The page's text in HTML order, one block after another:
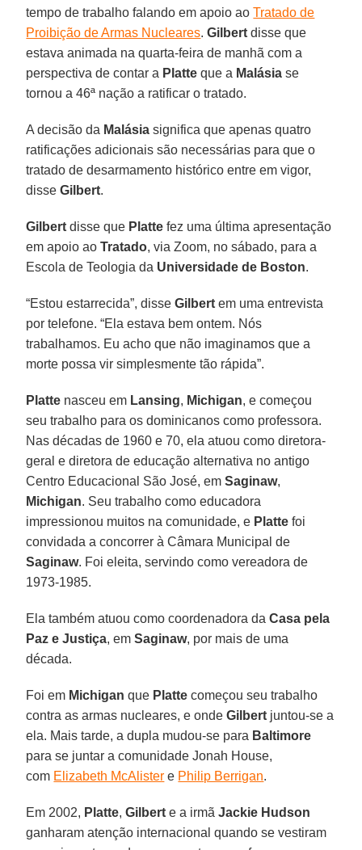
tempo de trabalho falando em apoio aoTratado de
Proibição de Armas Nucleares.Gilbert disse que
estava animada na quarta-feira de manhã com a
perspectiva de contar a Platte que a Malásia se
tornou a 46ª nação a ratificar o tratado.
A decisão da Malásia significa que apenas quatro
ratificações adicionais são necessárias para que o
tratado de desarmamento histórico entre em vigor,
disseGilbert.
Gilbert disse que Platte fez uma última apresentação
em apoio aoTratado, via Zoom, no sábado, para a
Escola de Teologia da Universidade de Boston.
“Estou estarrecida”, disseGilbert em uma entrevista
por telefone. “Ela estava bem ontem. Nós
trabalhamos. Eu acho que não imaginamos que a
morte possa vir simplesmente tão rápida”.
Platte nasceu em Lansing, Michigan, e começou
seu trabalho para os dominicanos como professora.
Nas décadas de 1960 e 70, ela atuou como diretora-
geral e diretora de educação alternativa no antigo
Centro Educacional São José, emSaginaw,
Michigan. Seu trabalho como educadora
impressionou muitos na comunidade, e Platte foi
convidada a concorrer à Câmara Municipal de
Saginaw. Foi eleita, servindo como vereadora de
1973-1985.
Ela também atuou como coordenadora daCasa pela
Paz e Justiça, emSaginaw, por mais de uma
década.
Foi em Michigan que Platte começou seu trabalho
contra as armas nucleares, e ondeGilbert juntou-se a
ela. Mais tarde, a dupla mudou-se para Baltimore
para se juntar a comunidade Jonah House,
com Elizabeth McAlister e Philip Berrigan.
Em 2002, Platte,Gilbert e a irmãJackie Hudson
ganharam atenção internacional quando se vestiram